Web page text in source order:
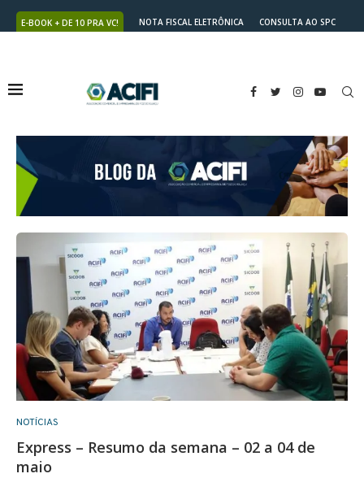
E-BOOK + DE 10 PRA VC! NOTA FISCAL ELETRÔNICA
CONSULTA AO SPC
NOTÍCIAS
Express – Resumo da semana – 02 a 04 de
maio